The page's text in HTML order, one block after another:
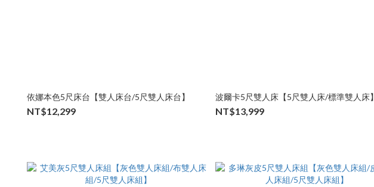
依娜本色5尺床台【雙人床台/5尺雙人床台】
NT$12,299
波爾卡5尺雙人床【5尺雙人床/標準雙人床】
NT$13,999